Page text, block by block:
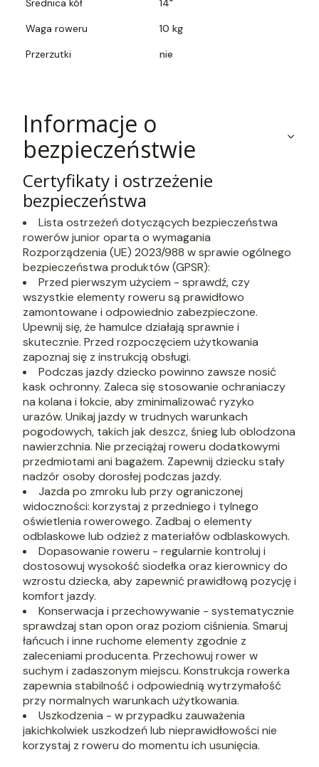
Średnica kół
14"
Waga roweru
10 kg
Przerzutki
nie
Informacje o
bezpieczeństwie
Certyfikaty i ostrzeżenie
bezpieczeństwa
Lista ostrzeżeń dotyczących bezpieczeństwa
rowerów junior oparta o wymagania
Rozporządzenia (UE) 2023/988 w sprawie ogólnego
bezpieczeństwa produktów (GPSR):
Przed pierwszym użyciem - sprawdź, czy
wszystkie elementy roweru są prawidłowo
zamontowane i odpowiednio zabezpieczone.
Upewnij się, że hamulce działają sprawnie i
skutecznie. Przed rozpoczęciem użytkowania
zapoznaj się z instrukcją obsługi.
Podczas jazdy dziecko powinno zawsze nosić
kask ochronny. Zaleca się stosowanie ochraniaczy
na kolana i łokcie, aby zminimalizować ryzyko
urazów. Unikaj jazdy w trudnych warunkach
pogodowych, takich jak deszcz, śnieg lub oblodzona
nawierzchnia. Nie przeciążaj roweru dodatkowymi
przedmiotami ani bagażem. Zapewnij dziecku stały
nadzór osoby dorosłej podczas jazdy.
Jazda po zmroku lub przy ograniczonej
widoczności: korzystaj z przedniego i tylnego
oświetlenia rowerowego. Zadbaj o elementy
odblaskowe lub odzież z materiałów odblaskowych.
Dopasowanie roweru - regularnie kontroluj i
dostosowuj wysokość siodełka oraz kierownicy do
wzrostu dziecka, aby zapewnić prawidłową pozycję i
komfort jazdy.
Konserwacja i przechowywanie - systematycznie
sprawdzaj stan opon oraz poziom ciśnienia. Smaruj
łańcuch i inne ruchome elementy zgodnie z
zaleceniami producenta. Przechowuj rower w
suchym i zadaszonym miejscu. Konstrukcja rowerka
zapewnia stabilność i odpowiednią wytrzymałość
przy normalnych warunkach użytkowania.
Uszkodzenia - w przypadku zauważenia
jakichkolwiek uszkodzeń lub nieprawidłowości nie
korzystaj z roweru do momentu ich usunięcia.